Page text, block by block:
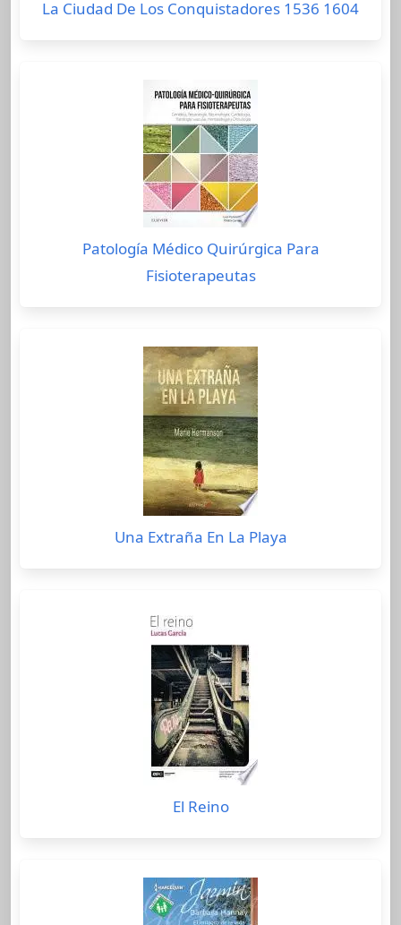
La Ciudad De Los Conquistadores 1536 1604
Patología Médico Quirúrgica Para
Fisioterapeutas
Una Extraña En La Playa
El Reino